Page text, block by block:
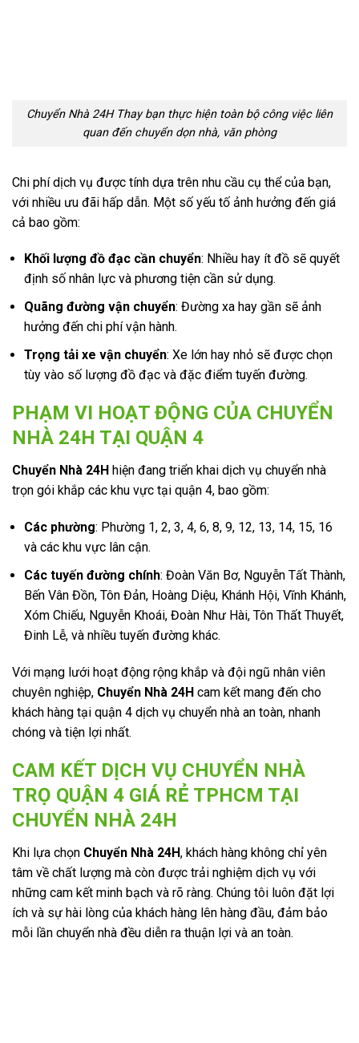
Chuyển Nhà 24H Thay bạn thực hiện toàn bộ công việc liên
quan đến chuyển dọn nhà, văn phòng
Chi phí dịch vụ được tính dựa trên nhu cầu cụ thể của bạn,
với nhiều ưu đãi hấp dẫn. Một số yếu tố ảnh hưởng đến giá
cả bao gồm:
Khối lượng đồ đạc cần chuyển: Nhiều hay ít đồ sẽ quyết
định số nhân lực và phương tiện cần sử dụng.
Quãng đường vận chuyển: Đường xa hay gần sẽ ảnh
hưởng đến chi phí vận hành.
Trọng tải xe vận chuyển: Xe lớn hay nhỏ sẽ được chọn
tùy vào số lượng đồ đạc và đặc điểm tuyến đường.
PHẠM VI HOẠT ĐỘNG CỦA CHUYỂN
NHÀ 24H TẠI QUẬN 4
Chuyển Nhà 24H hiện đang triển khai dịch vụ chuyển nhà
trọn gói khắp các khu vực tại quận 4, bao gồm:
Các phường: Phường 1, 2, 3, 4, 6, 8, 9, 12, 13, 14, 15, 16
và các khu vực lân cận.
Các tuyến đường chính: Đoàn Văn Bơ, Nguyễn Tất Thành,
Bến Vân Đồn, Tôn Đản, Hoàng Diệu, Khánh Hội, Vĩnh Khánh,
Xóm Chiếu, Nguyễn Khoái, Đoàn Như Hài, Tôn Thất Thuyết,
Đinh Lễ, và nhiều tuyến đường khác.
Với mạng lưới hoạt động rộng khắp và đội ngũ nhân viên
chuyên nghiệp, Chuyển Nhà 24H cam kết mang đến cho
khách hàng tại quận 4 dịch vụ chuyển nhà an toàn, nhanh
chóng và tiện lợi nhất.
CAM KẾT DỊCH VỤ CHUYỂN NHÀ
TRỌ QUẬN 4 GIÁ RẺ TPHCM TẠI
CHUYỂN NHÀ 24H
Khi lựa chọn Chuyển Nhà 24H, khách hàng không chỉ yên
tâm về chất lượng mà còn được trải nghiệm dịch vụ với
những cam kết minh bạch và rõ ràng. Chúng tôi luôn đặt lợi
ích và sự hài lòng của khách hàng lên hàng đầu, đảm bảo
mỗi lần chuyển nhà đều diễn ra thuận lợi và an toàn.